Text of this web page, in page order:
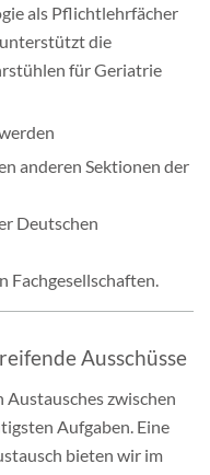
als Pflichtlehrfächer
die
für Geriatrie
anderen Sektionen der
Deutschen
Ausschüsse
zwischen
Aufgaben. Eine
bieten wir im